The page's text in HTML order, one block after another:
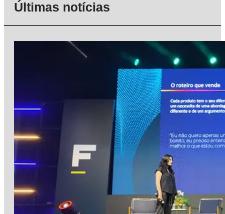
Últimas notícias